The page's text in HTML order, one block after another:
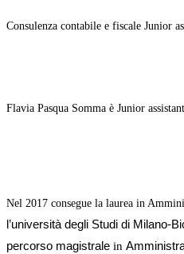
Consulenza contabile e fiscale Junior
Flavia Pasqua Somma è Junior
Nel 2017 consegue la laurea in
l’università degli Studi di Milano-
percorso magistrale in